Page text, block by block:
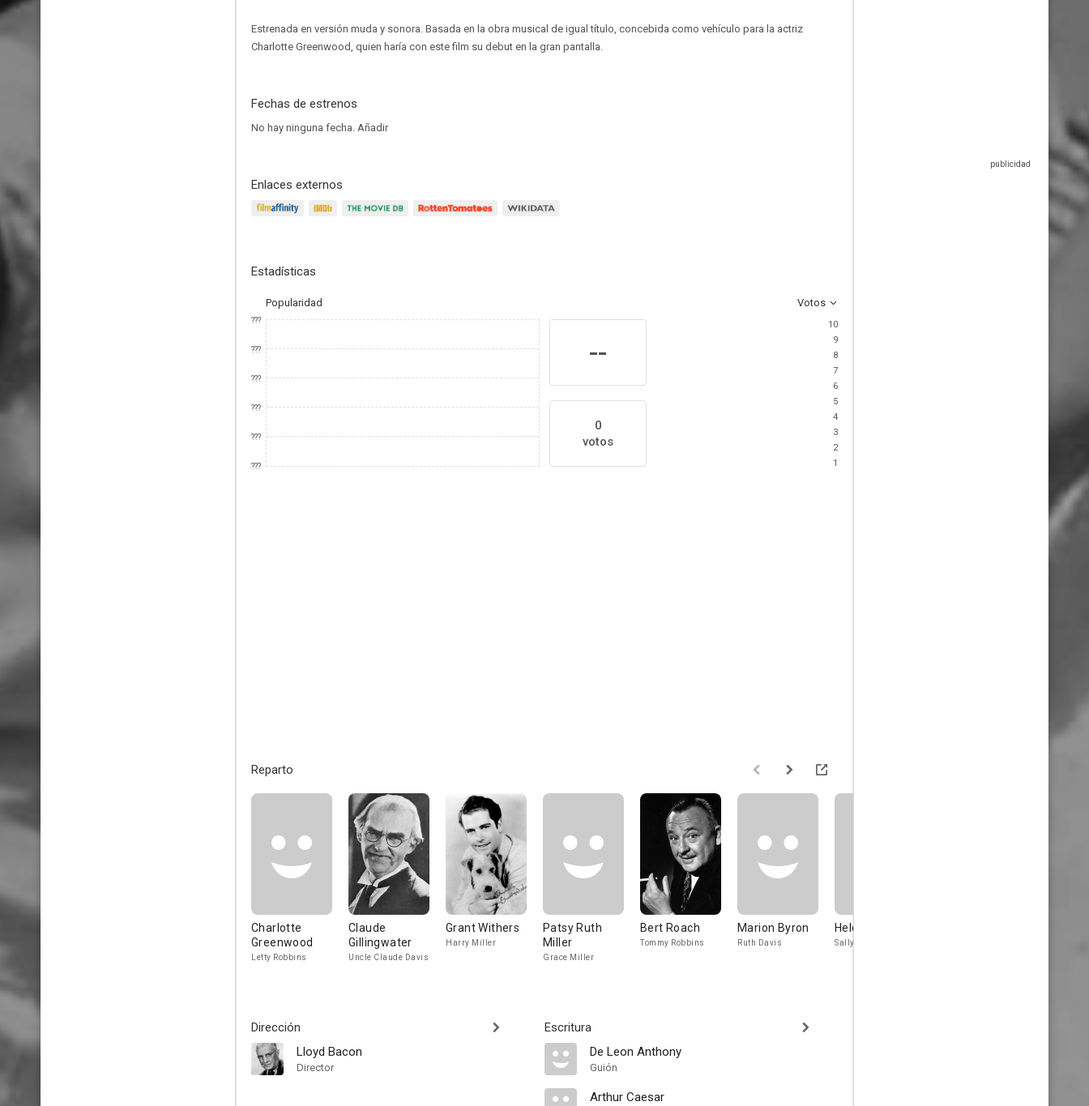
Estrenada en versión muda y sonora. Basada en la obra musical de igual título, concebida como vehículo para la actriz
Charlotte Greenwood, quien haría con este film su debut en la gran pantalla.
Fechas de estrenos
No hay ninguna fecha. Añadir
Enlaces externos
Estadísticas
Popularidad Votos
???
???
???
???
???
???
--
0
votos
10
9
8
7
6
5
4
3
2
1
Reparto
Charlotte
Greenwood
Letty Robbins
Claude
Gillingwater
Uncle Claude Davis
Grant Withers
Harry Miller
Patsy Ruth
Miller
Grace Miller
Bert Roach
Tommy Robbins
Marion Byron
Ruth Davis
Helen Foster
Sally Davis
Dirección
Lloyd Bacon
Director
Escritura
De Leon Anthony
Guión
Arthur Caesar